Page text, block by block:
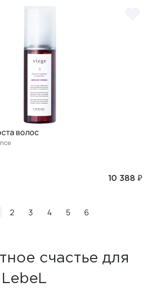
волос
10 388 ₽
2 3 4 5 6
счастье для